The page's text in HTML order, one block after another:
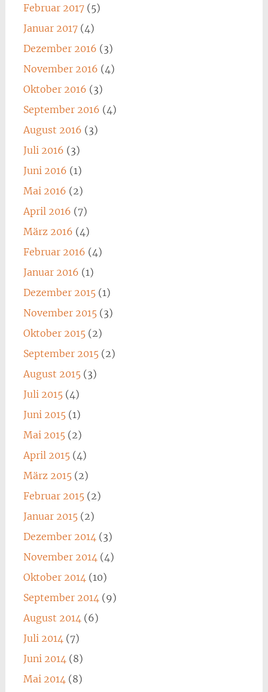
Februar 2017(5)
Januar 2017(4)
Dezember 2016 (3)
November 2016 (4)
Oktober 2016 (3)
September 2016 (4)
August 2016 (3)
Juli 2016 (3)
Juni 2016 (1)
Mai 2016 (2)
April 2016 (7)
März 2016 (4)
Februar 2016 (4)
Januar 2016 (1)
Dezember 2015(1)
November 2015(3)
Oktober 2015(2)
September 2015(2)
August 2015(3)
Juli 2015(4)
Juni 2015(1)
Mai 2015(2)
April 2015(4)
März 2015(2)
Februar 2015(2)
Januar 2015(2)
Dezember 2014 (3)
November 2014 (4)
Oktober 2014 (10)
September 2014 (9)
August 2014 (6)
Juli 2014 (7)
Juni 2014 (8)
Mai 2014 (8)